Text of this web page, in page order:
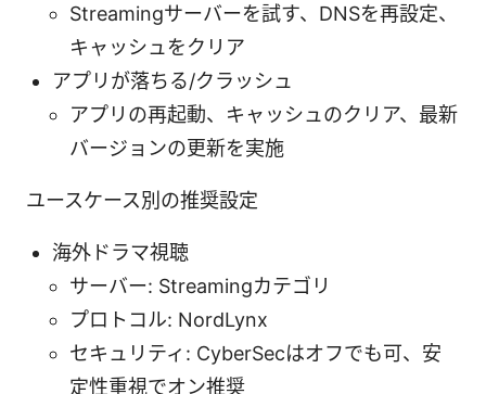
Streamingサーバーを試す、DNSを再設定、
キャッシュをクリア
アプリが落ちる/クラッシュ
アプリの再起動、キャッシュのクリア、最新
バージョンの更新を実施
ユースケース別の推奨設定
海外ドラマ視聴
サーバー: Streamingカテゴリ
プロトコル: NordLynx
セキュリティ: CyberSecはオフでも可、安
定性重視でオン推奨